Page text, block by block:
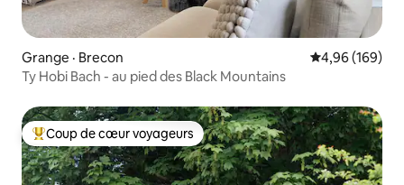
Grange · Brecon Note
4,96 (169)
Ty Hobi Bach - au pied des Black Mountains
Coup de cœur voyageurs parmi les plus aimés
Coup de cœur voyageurs